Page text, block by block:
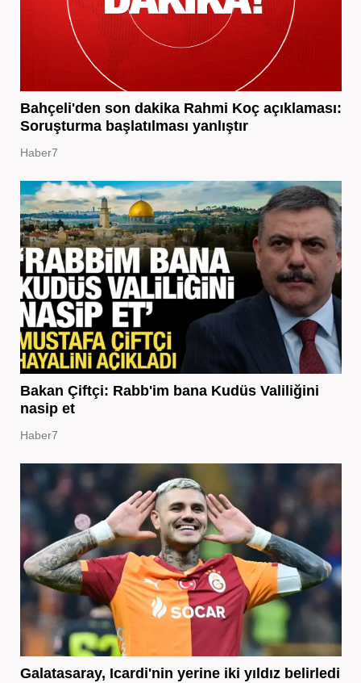
Bahçeli'den son dakika Rahmi Koç açıklaması:
Soruşturma başlatılması yanlıştır
Haber7
Bakan Çiftçi: Rabb'im bana Kudüs Valiliğini
nasip et
Haber7
Galatasaray, Icardi'nin yerine iki yıldız belirledi